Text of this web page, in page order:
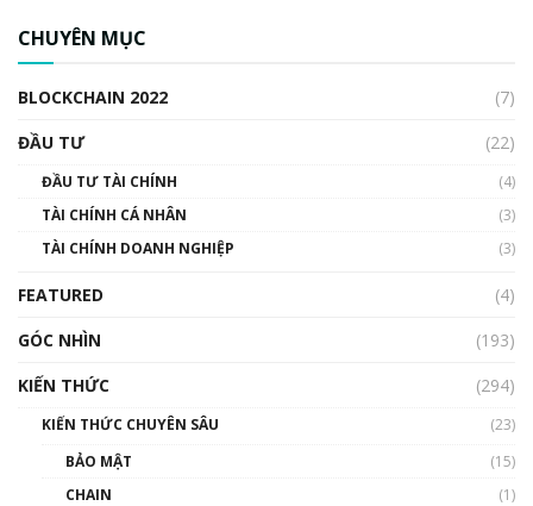
00:02:14
Nhìn lại năm 2022: Những sự kiện ảnh hưởng
đến hệ sinh thái tiền mã hoá | Phổ cập
CHUYÊN MỤC
BLOCKCHAIN 2022
(7)
ĐẦU TƯ
(22)
ĐẦU TƯ TÀI CHÍNH
(4)
TÀI CHÍNH CÁ NHÂN
(3)
TÀI CHÍNH DOANH NGHIỆP
(3)
FEATURED
(4)
GÓC NHÌN
(193)
KIẾN THỨC
(294)
KIẾN THỨC CHUYÊN SÂU
(23)
BẢO MẬT
(15)
CHAIN
(1)